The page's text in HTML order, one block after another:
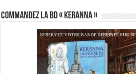
Commandez la BD « Keranna »